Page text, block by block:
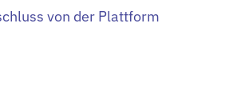
von der Plattform